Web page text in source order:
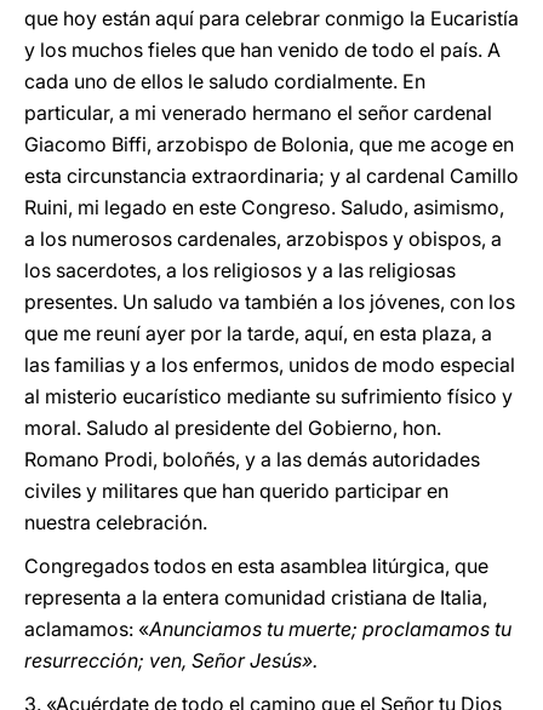
que hoy están aquí para celebrar conmigo la Eucaristía
y los muchos fieles que han venido de todo el país. A
cada uno de ellos le saludo cordialmente. En
particular, a mi venerado hermano el señor cardenal
Giacomo Biffi, arzobispo de Bolonia, que me acoge en
esta circunstancia extraordinaria; y al cardenal Camillo
Ruini, mi legado en este Congreso. Saludo, asimismo,
a los numerosos cardenales, arzobispos y obispos, a
los sacerdotes, a los religiosos y a las religiosas
presentes. Un saludo va también a los jóvenes, con los
que me reuní ayer por la tarde, aquí, en esta plaza, a
las familias y a los enfermos, unidos de modo especial
al misterio eucarístico mediante su sufrimiento físico y
moral. Saludo al presidente del Gobierno, hon.
Romano Prodi, boloñés, y a las demás autoridades
civiles y militares que han querido participar en
nuestra celebración.
Congregados todos en esta asamblea litúrgica, que
representa a la entera comunidad cristiana de Italia,
aclamamos: «Anunciamos tu muerte; proclamamos tu
resurrección; ven, Señor Jesús».
3. «Acuérdate de todo el camino que el Señor tu Dios